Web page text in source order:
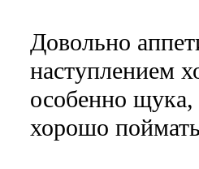
Довольно
наступлением
особенно
хорошо